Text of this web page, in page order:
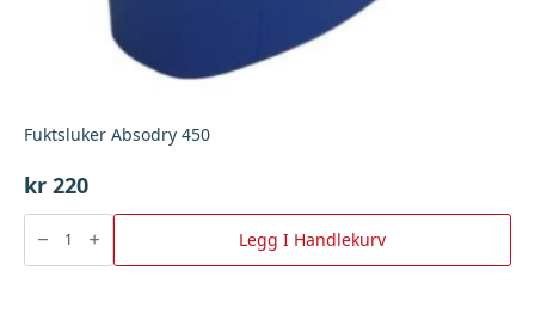
Fuktsluker Absodry 450
kr 220
Fuktsluker
Absodry
450
antall
Legg I Handlekurv